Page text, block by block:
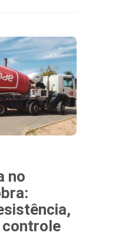
no
controle